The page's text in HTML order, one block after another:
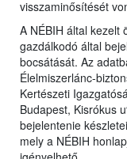
visszaminősítését
A NÉBIH által kezelt
gazdálkodó által
bocsátását. Az
Élelmiszerlánc-
Kertészeti
Budapest, Kisrókus
bejelentenie
mely a NÉBIH